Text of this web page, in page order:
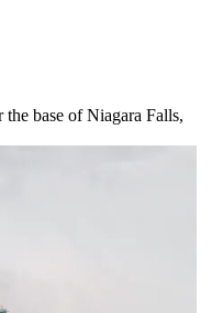
base of Niagara Falls,